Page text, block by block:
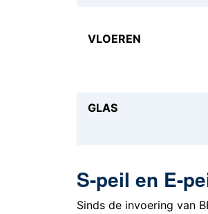
VLOEREN
GLAS
S-peil en E-
Sinds de invoering van